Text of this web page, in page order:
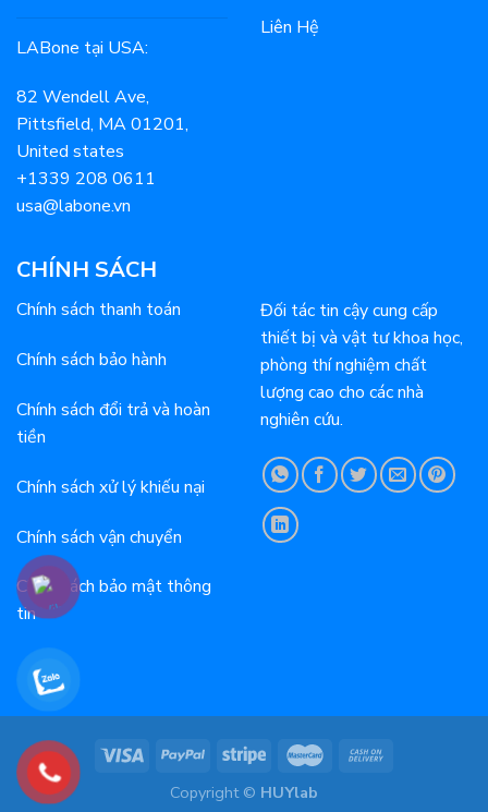
LABone tại USA:
82 Wendell Ave,
Pittsfield, MA 01201,
United states
+1339 208 0611
usa@labone.vn
Liên Hệ
CHÍNH SÁCH
Chính sách thanh toán
Chính sách bảo hành
Chính sách đổi trả và hoàn
tiền
Chính sách xử lý khiếu nại
Chính sách vận chuyển
Chính sách bảo mật thông
tin
Đối tác tin cậy cung cấp
thiết bị và vật tư khoa học,
phòng thí nghiệm chất
lượng cao cho các nhà
nghiên cứu.
Copyright © HUYlab